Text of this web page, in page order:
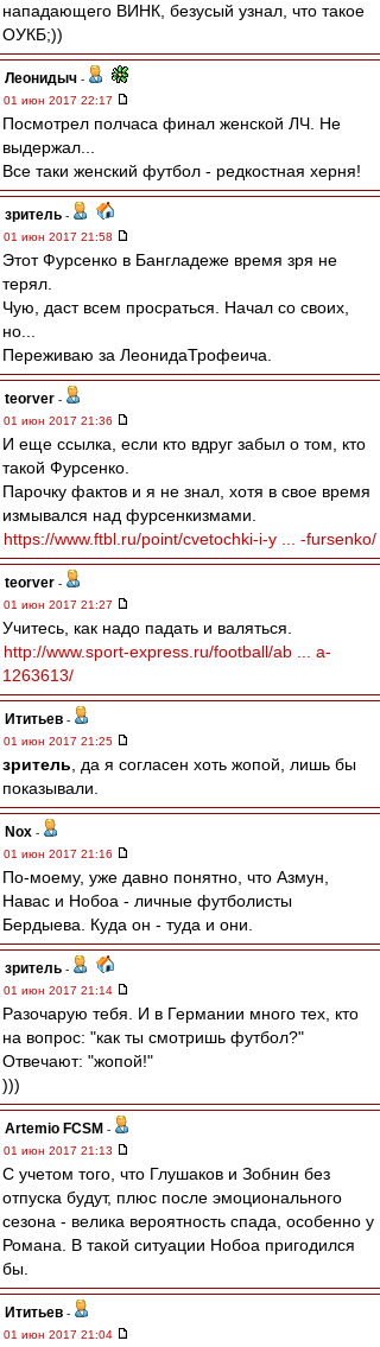
нападающего ВИНК, безусый узнал, что такое
ОУКБ;))
Леонидыч -
01 июн 2017 22:17
Посмотрел полчаса финал женской ЛЧ. Не
выдержал...
Все таки женский футбол - редкостная херня!
зpитель -
01 июн 2017 21:58
Этот Фурсенко в Бангладеже время зря не
терял.
Чую, даст всем просраться. Начал со своих,
но...
Переживаю за ЛеонидаТрофеича.
teorver -
01 июн 2017 21:36
И еще ссылка, если кто вдруг забыл о том, кто
такой Фурсенко.
Парочку фактов и я не знал, хотя в свое время
измывался над фурсенкизмами.
https://www.ftbl.ru/point/cvetochki-i-y ... -fursenko/
teorver -
01 июн 2017 21:27
Учитесь, как надо падать и валяться.
http://www.sport-express.ru/football/ab ... a-
1263613/
Ититьев -
01 июн 2017 21:25
зpитель , да я согласен хоть жопой, лишь бы
показывали.
Nox -
01 июн 2017 21:16
По-моему, уже давно понятно, что Азмун,
Навас и Нобоа - личные футболисты
Бердыева. Куда он - туда и они.
зpитель -
01 июн 2017 21:14
Разочарую тебя. И в Германии много тех, кто
на вопрос: "как ты смотришь футбол?"
Отвечают: "жопой!"
)))
Artemio FCSM -
01 июн 2017 21:13
С учетом того, что Глушаков и Зобнин без
отпуска будут, плюс после эмоционального
сезона - велика вероятность спада, особенно у
Романа. В такой ситуации Нобоа пригодился
бы.
Ититьев -
01 июн 2017 21:04